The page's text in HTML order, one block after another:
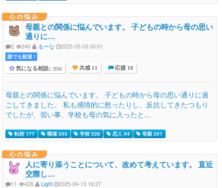
心の悩み
母親との関係に悩んでいます。 子どもの時から母の思い
通りに…
2 249 るーな 2025-05-03 00:01
誰でも歓迎 !
気になる相談に登録 共感 11 応援 10
母親との関係に悩んでいます。 子どもの時から母の思い通りに過
ごしてきました。 私も感情的に怒ったりし、反抗してきたつもり
でしたが、習い事、学校も母の気に入ったと...
転校 177 職場 203 学校 528 恋人 54 母親 201
心の悩み
人に寄り添うことについて、改めて考えています。 直近
交際し…
11 428 Light 2025-04-13 16:27